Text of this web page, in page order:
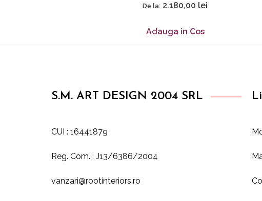
De la: 2.180,00 lei
Adauga in Cos
S.M. ART DESIGN 2004 SRL
CUI : 16441879
Reg. Com. : J13/6386/2004
vanzari@rootinteriors.ro